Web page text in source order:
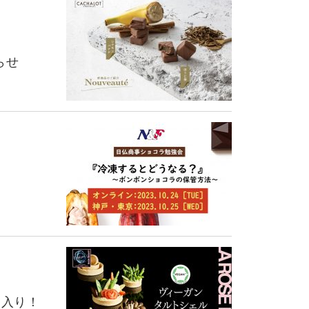
せ
り！